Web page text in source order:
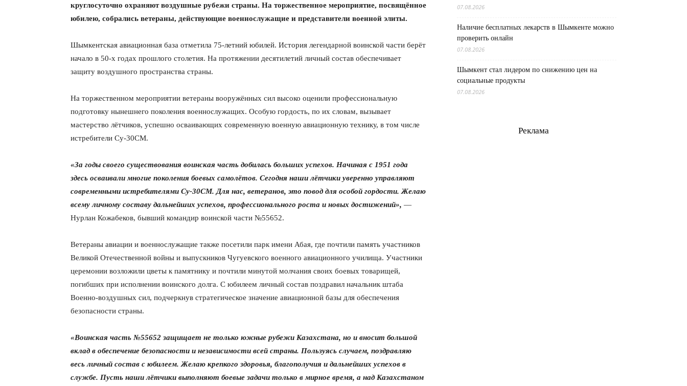
круглосуточно охраняют воздушные рубежи страны. На торжественное мероприятие, посвящённое
юбилею, собрались ветераны, действующие военнослужащие и представители военной элиты.
Шымкентская авиационная база отметила 75-летний юбилей. История легендарной воинской части берёт
начало в 50-х годах прошлого столетия. На протяжении десятилетий личный состав обеспечивает
защиту воздушного пространства страны.
На торжественном мероприятии ветераны вооружённых сил высоко оценили профессиональную
подготовку нынешнего поколения военнослужащих. Особую гордость, по их словам, вызывает
мастерство лётчиков, успешно осваивающих современную военную авиационную технику, в том числе
истребители Су-30СМ.
«За годы своего существования воинская часть добилась больших успехов. Начиная с 1951 года
здесь осваивали многие поколения боевых самолётов. Сегодня наши лётчики уверенно управляют
современными истребителями Су-30СМ. Для нас, ветеранов, это повод для особой гордости. Желаю
всему личному составу дальнейших успехов, профессионального роста и новых достижений», —
Нурлан Кожабеков, бывший командир воинской части №55652.
Ветераны авиации и военнослужащие также посетили парк имени Абая, где почтили память участников
Великой Отечественной войны и выпускников Чугуевского военного авиационного училища. Участники
церемонии возложили цветы к памятнику и почтили минутой молчания своих боевых товарищей,
погибших при исполнении воинского долга. С юбилеем личный состав поздравил начальник штаба
Военно-воздушных сил, подчеркнув стратегическое значение авиационной базы для обеспечения
безопасности страны.
«Воинская часть №55652 защищает не только южные рубежи Казахстана, но и вносит большой
вклад в обеспечение безопасности и независимости всей страны. Пользуясь случаем, поздравляю
весь личный состав с юбилеем. Желаю крепкого здоровья, благополучия и дальнейших успехов в
службе. Пусть наши лётчики выполняют боевые задачи только в мирное время, а над Казахстаном
07.08.2026
Наличие бесплатных лекарств в Шымкенте можно
проверить онлайн
07.08.2026
Шымкент стал лидером по снижению цен на
социальные продукты
07.08.2026
Реклама